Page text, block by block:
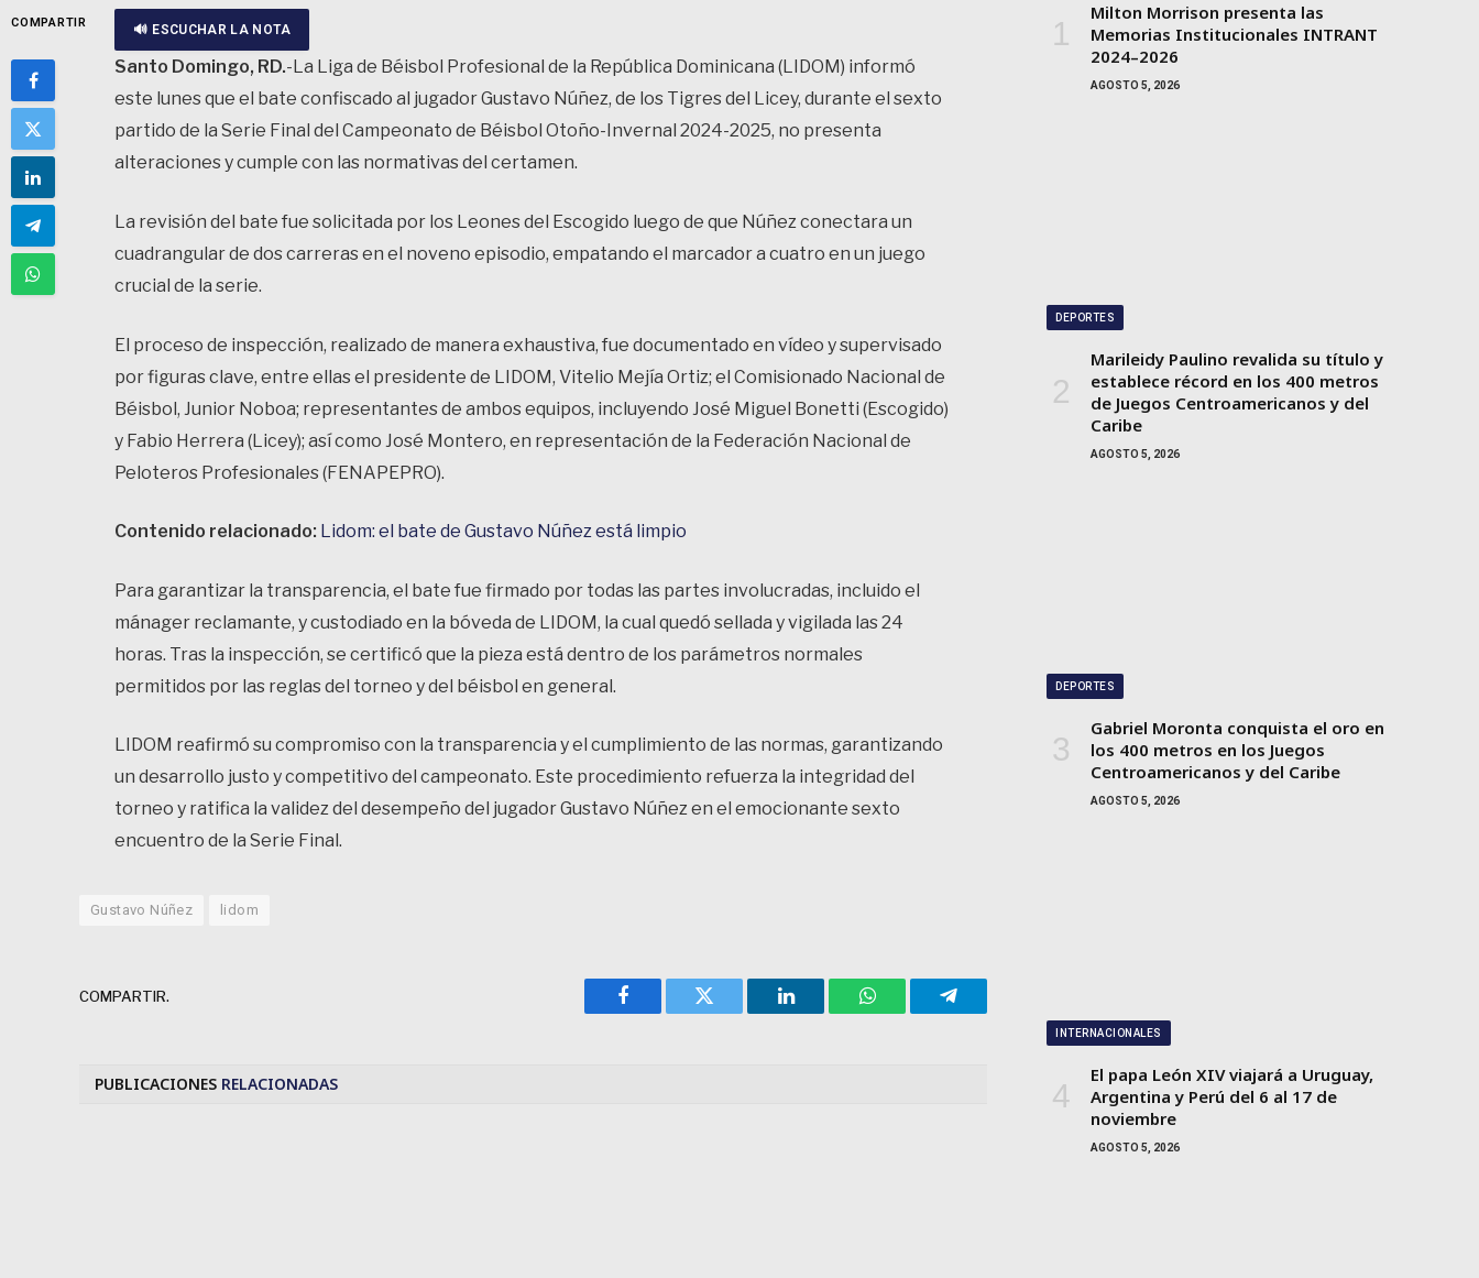
COMPARTIR 🔊 ESCUCHAR LA NOTA
Santo Domingo, RD.-La Liga de Béisbol Profesional de la República Dominicana (LIDOM) informó
este lunes que el bate confiscado al jugador Gustavo Núñez, de los Tigres del Licey, durante el sexto
partido de la Serie Final del Campeonato de Béisbol Otoño-Invernal 2024-2025, no presenta
alteraciones y cumple con las normativas del certamen.
La revisión del bate fue solicitada por los Leones del Escogido luego de que Núñez conectara un
cuadrangular de dos carreras en el noveno episodio, empatando el marcador a cuatro en un juego
crucial de la serie.
El proceso de inspección, realizado de manera exhaustiva, fue documentado en vídeo y supervisado
por figuras clave, entre ellas el presidente de LIDOM, Vitelio Mejía Ortiz; el Comisionado Nacional de
Béisbol, Junior Noboa; representantes de ambos equipos, incluyendo José Miguel Bonetti (Escogido)
y Fabio Herrera (Licey); así como José Montero, en representación de la Federación Nacional de
Peloteros Profesionales (FENAPEPRO).
Contenido relacionado: Lidom: el bate de Gustavo Núñez está limpio
Para garantizar la transparencia, el bate fue firmado por todas las partes involucradas, incluido el
mánager reclamante, y custodiado en la bóveda de LIDOM, la cual quedó sellada y vigilada las 24
horas. Tras la inspección, se certificó que la pieza está dentro de los parámetros normales
permitidos por las reglas del torneo y del béisbol en general.
LIDOM reafirmó su compromiso con la transparencia y el cumplimiento de las normas, garantizando
un desarrollo justo y competitivo del campeonato. Este procedimiento refuerza la integridad del
torneo y ratifica la validez del desempeño del jugador Gustavo Núñez en el emocionante sexto
encuentro de la Serie Final.
Gustavo Núñez lidom
COMPARTIR.
Facebook Twitter LinkedIn WhatsAppTelegram
PUBLICACIONES RELACIONADAS
Milton Morrison presenta las
Memorias Institucionales INTRANT
2024–2026
AGOSTO 5, 2026
DEPORTES
Marileidy Paulino revalida su título y
establece récord en los 400 metros
de Juegos Centroamericanos y del
Caribe
AGOSTO 5, 2026
DEPORTES
Gabriel Moronta conquista el oro en
los 400 metros en los Juegos
Centroamericanos y del Caribe
AGOSTO 5, 2026
INTERNACIONALES
El papa León XIV viajará a Uruguay,
Argentina y Perú del 6 al 17 de
noviembre
AGOSTO 5, 2026